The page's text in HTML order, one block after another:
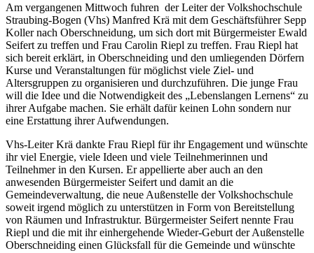
Am vergangenen Mittwoch fuhren der Leiter der Volkshochschule
Straubing-Bogen (Vhs) Manfred Krä mit dem Geschäftsführer Sepp
Koller nach Oberschneidung, um sich dort mit Bürgermeister Ewald
Seifert zu treffen und Frau Carolin Riepl zu treffen. Frau Riepl hat
sich bereit erklärt, in Oberschneiding und den umliegenden Dörfern
Kurse und Veranstaltungen für möglichst viele Ziel- und
Altersgruppen zu organisieren und durchzuführen. Die junge Frau
will die Idee und die Notwendigkeit des „Lebenslangen Lernens“ zu
ihrer Aufgabe machen. Sie erhält dafür keinen Lohn sondern nur
eine Erstattung ihrer Aufwendungen.
Vhs-Leiter Krä dankte Frau Riepl für ihr Engagement und wünschte
ihr viel Energie, viele Ideen und viele Teilnehmerinnen und
Teilnehmer in den Kursen. Er appellierte aber auch an den
anwesenden Bürgermeister Seifert und damit an die
Gemeindeverwaltung, die neue Außenstelle der Volkshochschule
soweit irgend möglich zu unterstützen in Form von Bereitstellung
von Räumen und Infrastruktur. Bürgermeister Seifert nennte Frau
Riepl und die mit ihr einhergehende Wieder-Geburt der Außenstelle
Oberschneiding einen Glücksfall für die Gemeinde und wünschte